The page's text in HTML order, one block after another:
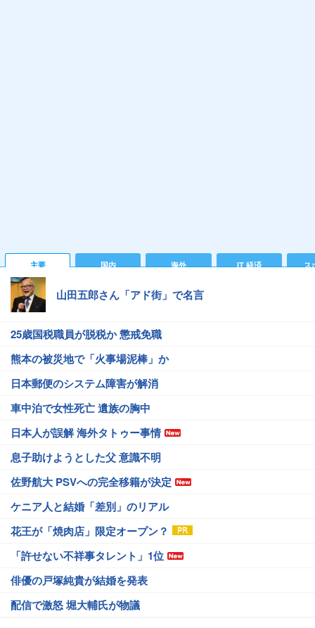
主要 国内 海外 IT 経済 ス
山田五郎さん「アド街」で名言
25歳国税職員が脱税か 懲戒免職
熊本の被災地で「火事場泥棒」か
日本郵便のシステム障害が解消
車中泊で女性死亡 遺族の胸中
日本人が誤解 海外タトゥー事情
息子助けようとした父 意識不明
佐野航大 PSVへの完全移籍が決定
ケニア人と結婚「差別」のリアル
花王が「焼肉店」限定オープン？
「許せない不祥事タレント」1位
俳優の戸塚純貴が結婚を発表
配信で激怒 堀大輔氏が物議